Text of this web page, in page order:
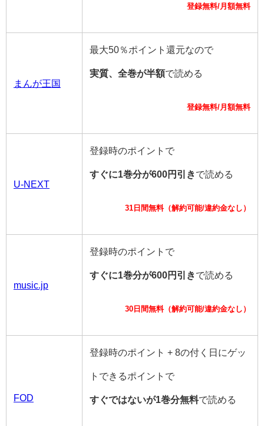
登録無料/月額無料
まんが王国
最大50％ポイント還元なので
実質、全巻が半額で読める
登録無料/月額無料
U-NEXT
登録時のポイントで
すぐに1巻分が600円引きで読める
31日間無料（解約可能/違約金なし）
music.jp
登録時のポイントで
すぐに1巻分が600円引きで読める
30日間無料（解約可能/違約金なし）
FOD
登録時のポイント + 8の付く日にゲッ
トできるポイントで
すぐではないが1巻分無料で読める